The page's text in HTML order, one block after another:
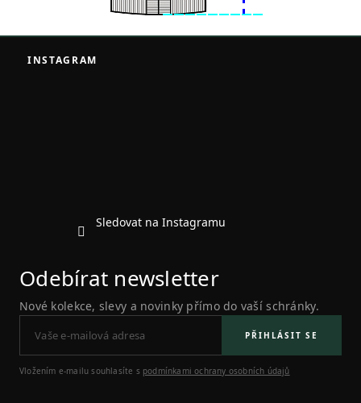
INSTAGRAM
Sledovat na Instagramu
Odebírat newsletter
Nové kolekce, slevy a novinky přímo do vaší schránky.
PŘIHLÁSIT SE
Vložením e-mailu souhlasíte s podmínkami ochrany osobních údajů